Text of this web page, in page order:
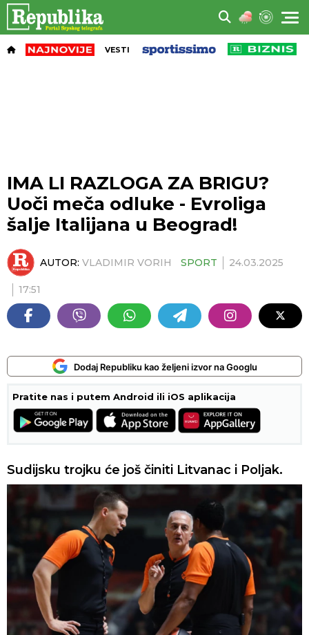
VESTI
IMA LI RAZLOGA ZA BRIGU?
Uoči meča odluke - Evroliga
šalje Italijana u Beograd!
AUTOR: VLADIMIR VORIH SPORT 24.03.2025
17:51
Dodaj Republiku kao željeni izvor na Googlu
Pratite nas i putem Android ili iOS aplikacija
Sudijsku trojku će još činiti Litvanac i Poljak.